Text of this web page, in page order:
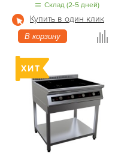
Склад (2-5 дней)
Купить в один клик
В корзину